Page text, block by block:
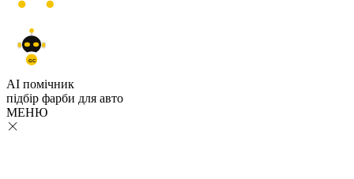
GC
AI помічник
підбір фарби для авто
МЕНЮ